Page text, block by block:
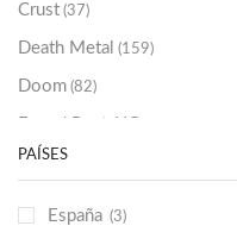
Crust (37)
Death Metal (159)
Doom (82)
Grindcore
PAÍSES
España (3)